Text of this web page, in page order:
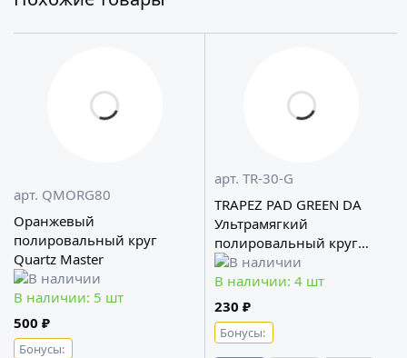
арт. QMORG80
Оранжевый
полировальный круг
Quartz Master
В наличии: 5 шт
500 ₽
Бонусы:
арт. TR-30-G
TRAPEZ PAD GREEN DA
Ультрамягкий
полировальный круг
A302
В наличии: 4 шт
230 ₽
Бонусы: